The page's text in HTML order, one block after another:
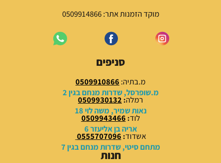
מוקד הזמנות אתר: 0509914866
סניפים
מ.בתיה: 0509910866
מ.שופרסל, שדרות מנחם בגין 2
רמלה:
0509930132
נאות שמיר, משה לוי 18
לוד:
0509943466
אריה בן אליעזר 6
אשדוד:
0555707096
מתחם סיטי, שדרות מנחם בגין 7
חנות